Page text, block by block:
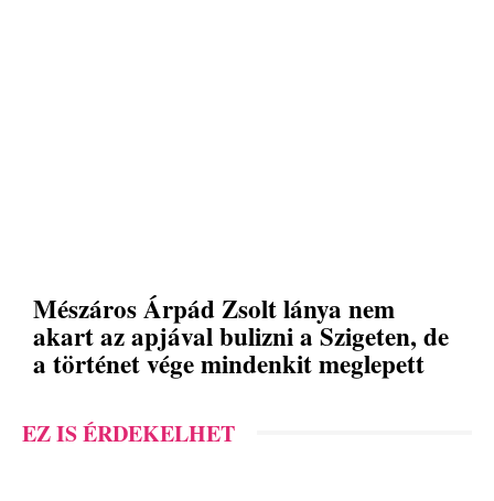
Mészáros Árpád Zsolt lánya nem
akart az apjával bulizni a Szigeten, de
a történet vége mindenkit meglepett
EZ IS ÉRDEKELHET